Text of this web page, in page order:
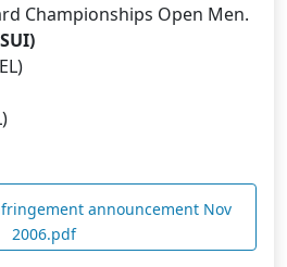
Championships Open Men.
announcement Nov
2006.pdf